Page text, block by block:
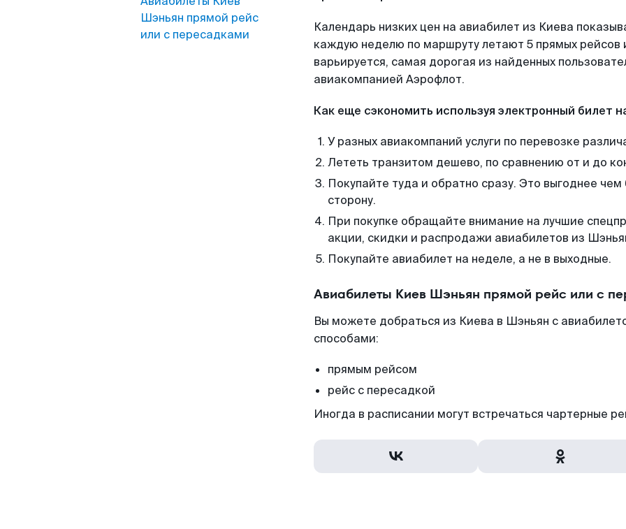
Шэньян прямой рейс
или с пересадками
Календарь низких цен на авиабилет из Киева
каждую неделю по маршруту летают 5 прямых рейсов
варьируется, самая дорогая из найденных
авиакомпанией Аэрофлот.
Как еще сэкономить используя электронный билет
У разных авиакомпаний услуги по перевозке
Лететь транзитом дешево, по сравнению от и до
Покупайте туда и обратно сразу. Это выгоднее
сторону.
При покупке обращайте внимание на лучшие
акции, скидки и распродажи авиабилетов из
Покупайте авиабилет на неделе, а не в выходные.
Авиабилеты Киев Шэньян прямой рейс или с
Вы можете добраться из Киева в Шэньян с
способами:
прямым рейсом
рейс с пересадкой
Иногда в расписании могут встречаться чартерные